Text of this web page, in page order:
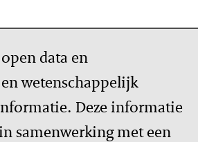
data en
wetenschappelijk
Deze informatie
samenwerking met een